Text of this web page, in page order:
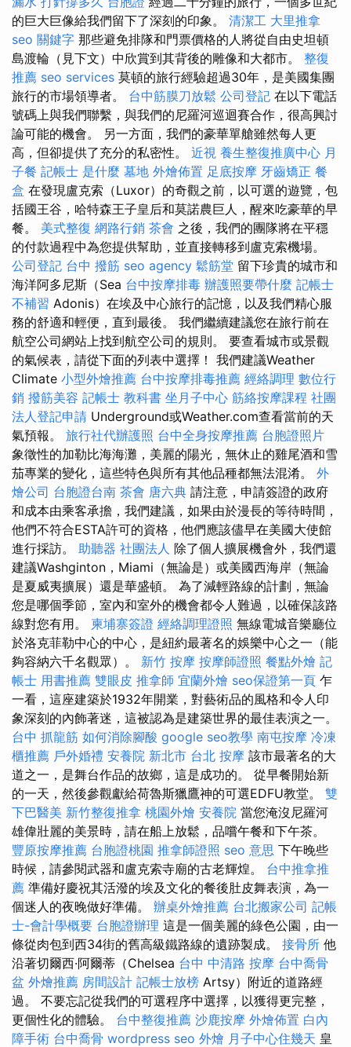
的巨大巨像給我們留下了深刻的印象。 清潔工 大里推拿
seo 關鍵字 那些避免排隊和門票價格的人將從自由史坦頓
島渡輪（見下文）中欣賞到其背後的雕像和大都市。 整復
推薦 seo services 莫頓的旅行經驗超過30年，是美國集團
旅行的市場領導者。 台中筋膜刀放鬆 公司登記 在以下電話
號碼上與我們聯繫，與我們的尼羅河巡迴賽合作，很高興討
論可能的機會。 另一方面，我們的豪華單艙雖然每人更
高，但卻提供了充分的私密性。 近視 養生整復推廣中心 月
子餐 記帳士 是什麼 墓地 外燴佈置 足底按摩 牙齒矯正 餐
盒 在發現盧克索（Luxor）的奇觀之前，以可選的遊覽，包
括國王谷，哈特森王子皇后和莫諾農巨人，醒來吃豪華的早
餐。 美式整復 網路行銷 茶會 之後，我們的團隊將在平穩
的付款過程中為您提供幫助，並直接轉移到盧克索機場。
公司登記 台中 撥筋 seo agency 鬆筋堂 留下珍貴的城市和
海洋阿多尼斯（Sea 台中按摩排毒 辦護照要帶什麼 記帳士
不補習 Adonis）在埃及中心旅行的記憶，以及我們精心服
務的舒適和輕便，直到最後。 我們繼續建議您在旅行前在
航空公司網站上找到航空公司的規則。 要查看城市或景觀
的氣候表，請從下面的列表中選擇！ 我們建議Weather
Climate 小型外燴推薦 台中按摩排毒推薦 經絡調理 數位行
銷 撥筋美容 記帳士 教科書 坐月子中心 筋絡按摩課程 社團
法人登記申請 Underground或Weather.com查看當前的天
氣預報。 旅行社代辦護照 台中全身按摩推薦 台胞證照片
象徵性的加勒比海海灘，美麗的陽光，無休止的雞尾酒和雪
茄專業的變化，這些特色與所有其他品種都無法混淆。 外
燴公司 台胞證台南 茶會 唐六典 請注意，申請簽證的政府
和成本由乘客承擔，我們建議，如果由於漫長的等待時間，
他們不符合ESTA許可的資格，他們應該儘早在美國大使館
進行採訪。 助聽器 社團法人 除了個人擴展機會外，我們還
建議Washginton，Miami（無論是）或美國西海岸（無論
是夏威夷擴展）還是華盛頓。 為了減輕路線的計劃，無論
您是哪個季節，室內和室外的機會都令人難過，以確保該路
線對您有用。 柬埔寨簽證 經絡調理證照 無線電城音樂廳位
於洛克菲勒中心的中心，是紐約最著名的娛樂中心之一（能
夠容納六千名觀眾）。 新竹 按摩 按摩師證照 餐點外燴 記
帳士 用書推薦 雙眼皮 推拿師 宜蘭外燴 seo保證第一頁 乍
一看，這座建築於1932年開業，對藝術品的風格和令人印
象深刻的內飾著迷，這被認為是建築世界的最佳表演之一。
台中 抓龍筋 如何消除腳酸 google seo教學 南屯按摩 冷凍
櫃推薦 戶外婚禮 安養院 新北市 台北 按摩 該市最著名的大
道之一，是舞台作品的故鄉，這是成功的。 從早餐開始新
的一天，然後參觀獻給荷魯斯獵鷹神的可選EDFU教堂。 雙
下巴醫美 新竹整復推拿 桃園外燴 安養院 當您淹沒尼羅河
雄偉壯麗的美景時，請在船上放鬆，品嚐午餐和下午茶。
豐原按摩推薦 台胞證桃園 推拿師證照 seo 意思 下午晚些
時候，請參閱武器和盧克索寺廟的古老輝煌。 台中推拿推
薦 準備好慶祝其活潑的埃及文化的餐後肚皮舞表演，為一
個迷人的夜晚做好準備。 辦桌外燴推薦 台北搬家公司 記帳
士-會計學概要 台胞證辦理 這是一個美麗的綠色公園，由一
條從肉包到西34街的舊高級鐵路線的遺跡製成。 接骨所 他
沿著切爾西·阿爾蒂（Chelsea 台中 中清路 按摩 台中喬骨
盆 外燴推薦 房間設計 記帳士放榜 Artsy）附近的道路經
過。 不要忘記從我們的可選程序中選擇，以獲得更完整，
更個性化的體驗。 台中整復推薦 沙鹿按摩 外燴佈置 白內
障手術 台中喬骨 wordpress seo 外燴 月子中心住幾天 皇